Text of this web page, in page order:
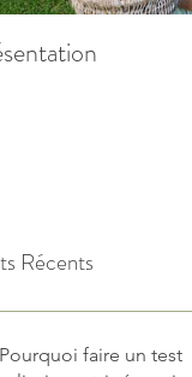
Récents
Pourquoi faire un test